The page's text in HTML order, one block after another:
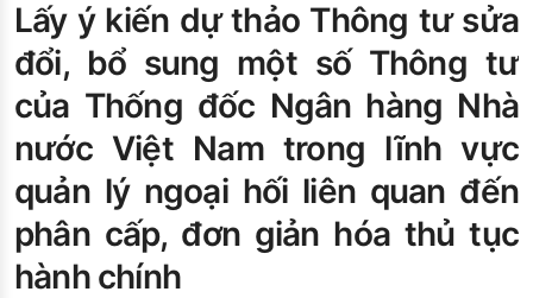
Đào tạo ISO
Lấy ý kiến dự thảo Thông tư sửa
đổi, bổ sung một số Thông tư
của Thống đốc Ngân hàng Nhà
nước Việt Nam trong lĩnh vực
quản lý ngoại hối liên quan đến
phân cấp, đơn giản hóa thủ tục
hành chính